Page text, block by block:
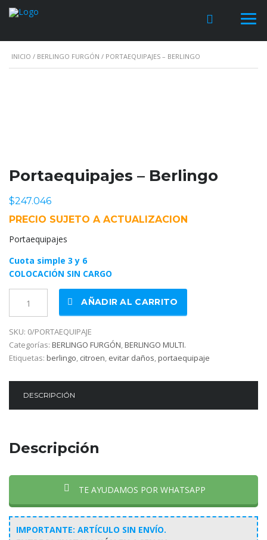
INICIO / BERLINGO FURGÓN / PORTAEQUIPAJES – BERLINGO
Portaequipajes – Berlingo
$247.046
PRECIO SUJETO A ACTUALIZACION
Portaequipajes
Cuota simple 3 y 6
COLOCACIÓN SIN CARGO
Berlingo
cantidad
AÑADIR AL CARRITO
SKU: 0/PORTAEQUIPAJE
Categorías: BERLINGO FURGÓN,BERLINGO MULTI.
Etiquetas: berlingo, citroen, evitar daños,portaequipaje
DESCRIPCIÓN
Descripción
TE AYUDAMOS POR WHATSAPP
IMPORTANTE: ARTÍCULO SIN ENVÍO.